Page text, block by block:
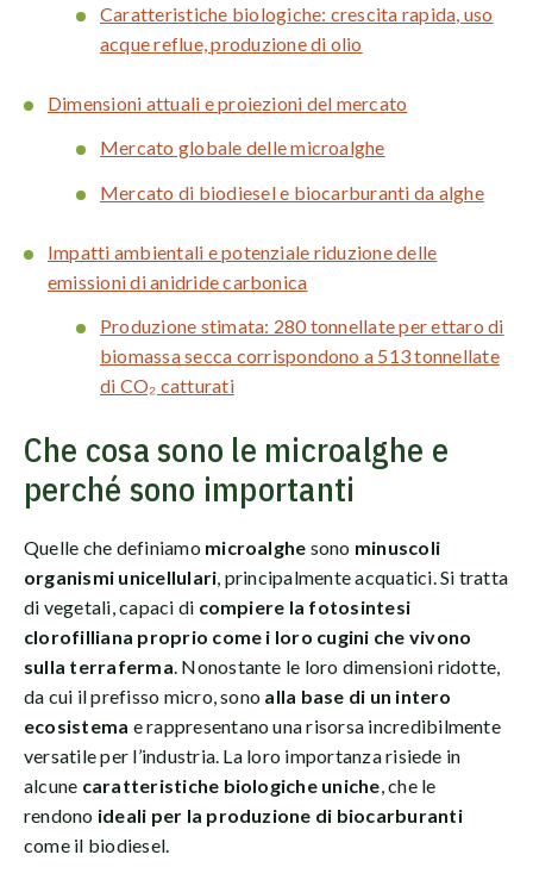
Caratteristiche biologiche: crescita rapida, uso
acque reflue, produzione di olio
Dimensioni attuali e proiezioni del mercato
Mercato globale delle microalghe
Mercato di biodiesel e biocarburanti da alghe
Impatti ambientali e potenziale riduzione delle
emissioni di anidride carbonica
Produzione stimata: 280 tonnellate per ettaro di
biomassa secca corrispondono a 513 tonnellate
di CO₂ catturati
Che cosa sono le microalghe e
perché sono importanti
Quelle che definiamo microalghe sono minuscoli
organismi unicellulari, principalmente acquatici. Si tratta
di vegetali, capaci di compiere la fotosintesi
clorofilliana proprio come i loro cugini che vivono
sulla terraferma. Nonostante le loro dimensioni ridotte,
da cui il prefisso micro, sono alla base di un intero
ecosistema e rappresentano una risorsa incredibilmente
versatile per l’industria. La loro importanza risiede in
alcune caratteristiche biologiche uniche, che le
rendono ideali per la produzione di biocarburanti
come il biodiesel.